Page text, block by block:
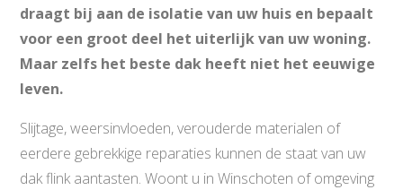
draagt bij aan de isolatie van uw huis en bepaalt
voor een groot deel het uiterlijk van uw woning.
Maar zelfs het beste dak heeft niet het eeuwige
leven.
Slijtage, weersinvloeden, verouderde materialen of
eerdere gebrekkige reparaties kunnen de staat van uw
dak flink aantasten. Woont u in Winschoten of omgeving